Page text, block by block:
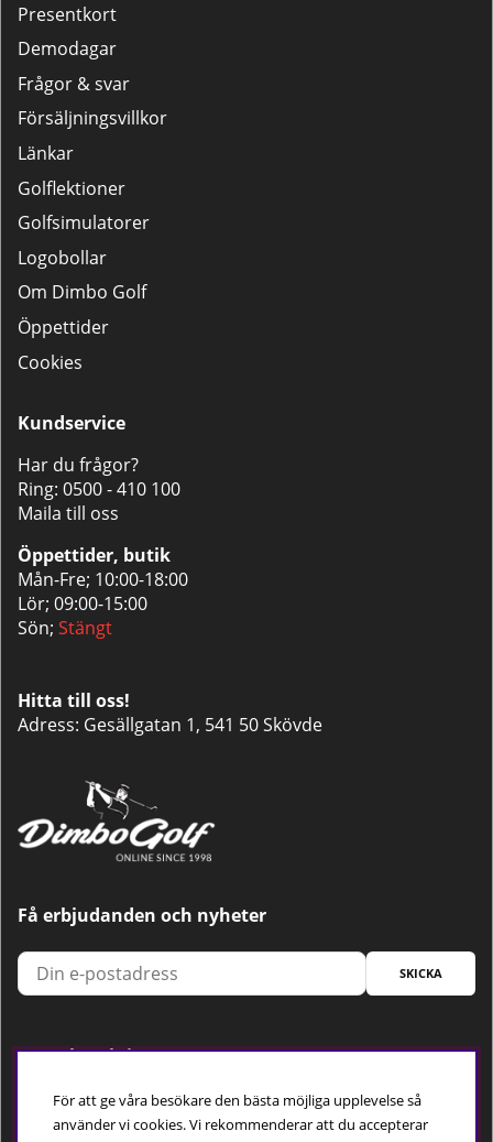
Presentkort
Demodagar
Frågor & svar
Försäljningsvillkor
Länkar
Golflektioner
Golfsimulatorer
Logobollar
Om Dimbo Golf
Öppettider
Cookies
Kundservice
Har du frågor?
Ring: 0500 - 410 100
Maila till oss
Öppettider, butik
Mån-Fre; 10:00-18:00
Lör; 09:00-15:00
Sön; Stängt
Hitta till oss!
Adress: Gesällgatan 1, 541 50 Skövde
Få erbjudanden och nyheter
SKICKA
Trygg betalning
För att ge våra besökare den bästa möjliga upplevelse så
använder vi cookies. Vi rekommenderar att du accepterar